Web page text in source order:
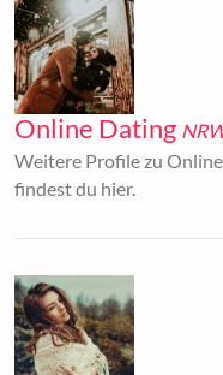
Online Dating
Weitere Profile zu
findest du hier.